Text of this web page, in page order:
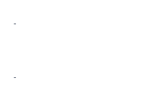
-
-